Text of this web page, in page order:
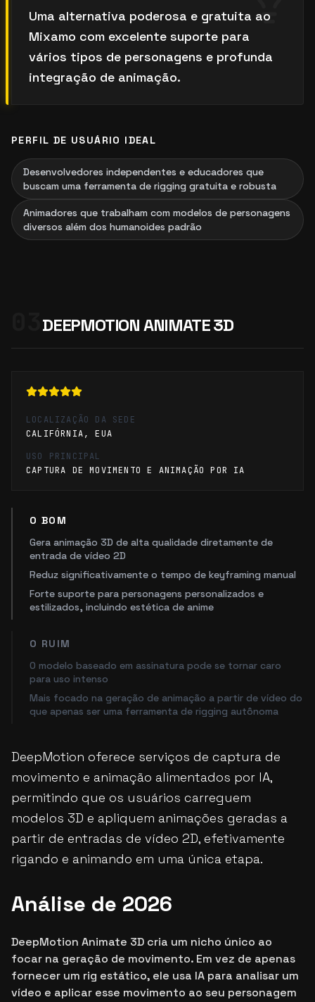
Uma alternativa poderosa e gratuita ao
Mixamo com excelente suporte para
vários tipos de personagens e profunda
integração de animação.
PERFIL DE USUÁRIO IDEAL
Desenvolvedores independentes e educadores que
buscam uma ferramenta de rigging gratuita e robusta
Animadores que trabalham com modelos de personagens
diversos além dos humanoides padrão
DEEPMOTION ANIMATE 3D
LOCALIZAÇÃO DA SEDE
CALIFÓRNIA, EUA
USO PRINCIPAL
CAPTURA DE MOVIMENTO E ANIMAÇÃO POR IA
O BOM
Gera animação 3D de alta qualidade diretamente de
entrada de vídeo 2D
Reduz significativamente o tempo de keyframing manual
Forte suporte para personagens personalizados e
estilizados, incluindo estética de anime
O RUIM
O modelo baseado em assinatura pode se tornar caro
para uso intenso
Mais focado na geração de animação a partir de vídeo do
que apenas ser uma ferramenta de rigging autônoma
DeepMotion oferece serviços de captura de
movimento e animação alimentados por IA,
permitindo que os usuários carreguem
modelos 3D e apliquem animações geradas a
partir de entradas de vídeo 2D, efetivamente
rigando e animando em uma única etapa.
Análise de 2026
DeepMotion Animate 3D cria um nicho único ao
focar na geração de movimento. Em vez de apenas
fornecer um rig estático, ele usa IA para analisar um
vídeo e aplicar esse movimento ao seu personagem